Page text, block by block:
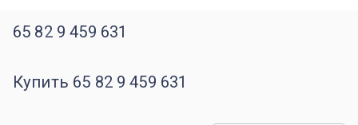
65 82 9 459 631
Купить 65 82 9 459 631